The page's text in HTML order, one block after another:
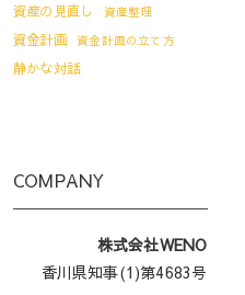
資産の見直し 資産整理
資金計画 資金計画の立て方
静かな対話
COMPANY
株式会社WENO
香川県知事(1)第4683号